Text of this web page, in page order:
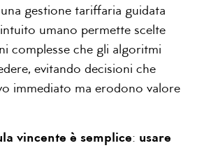
gestione tariffaria guidata
umano permette scelte
complesse che gli algoritmi
evitando decisioni che
immediato ma erodono valore
vincente è semplice: usare